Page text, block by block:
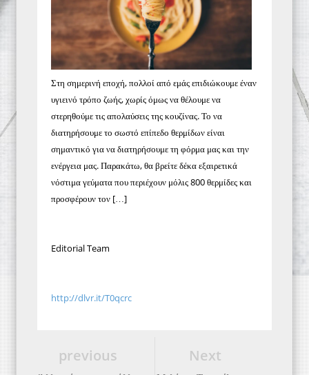
Στη σημερινή εποχή, πολλοί από εμάς επιδιώκουμε έναν
υγιεινό τρόπο ζωής, χωρίς όμως να θέλουμε να
στερηθούμε τις απολαύσεις της κουζίνας. Το να
διατηρήσουμε το σωστό επίπεδο θερμίδων είναι
σημαντικό για να διατηρήσουμε τη φόρμα μας και την
ενέργεια μας. Παρακάτω, θα βρείτε δέκα εξαιρετικά
νόστιμα γεύματα που περιέχουν μόλις 800 θερμίδες και
προσφέρουν τον […]
Editorial Team
http://dlvr.it/T0qcrc
Next
previous